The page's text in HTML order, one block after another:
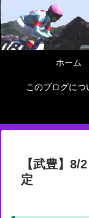
ホーム
このブログに
【武豊】8/
定